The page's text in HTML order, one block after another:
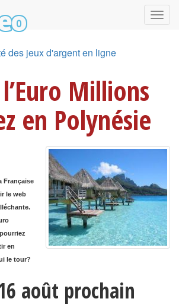
des jeux d'argent en ligne
Millions
en Polynésie
Française
le web
en
le tour?
août prochain